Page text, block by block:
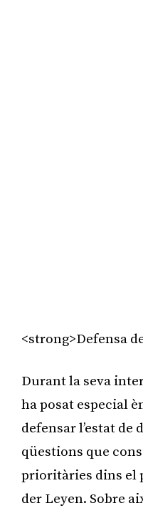
<strong>Defensa
Durant la seva
ha posat especial
defensar l’estat de
qüestions que
prioritàries dins el
der Leyen. Sobre